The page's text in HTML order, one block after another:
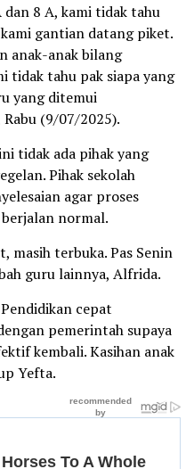
8 A, kami tidak tahu
gantian datang piket.
anak-anak bilang
tidak tahu pak siapa yang
yang ditemui
(9/07/2025).
tidak ada pihak yang
Pihak sekolah
agar proses
normal.
masih terbuka. Pas Senin
guru lainnya, Alfrida.
cepat
pemerintah supaya
kembali. Kasihan anak
Yefta.